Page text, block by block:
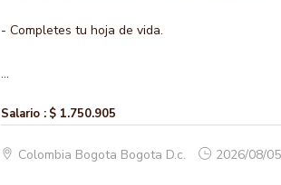
- Completes tu hoja de vida.
...
Salario : $ 1.750.905
Colombia Bogota Bogota D.c. 2026/08/05